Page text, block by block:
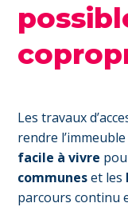
Les travaux
rendre l’immeuble
facile à vivre
communeset les
parcours continu